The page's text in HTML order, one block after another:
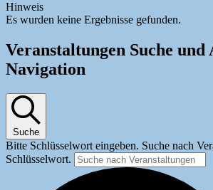
Hinweis
Es wurden keine Ergebnisse gefunden.
Veranstaltungen Suche und
Navigation
Suche
Bitte Schlüsselwort eingeben. Suche nach
Schlüsselwort.